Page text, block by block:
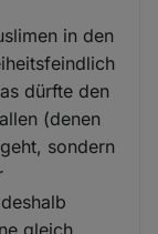
in den
dürfte den
(denen
sondern
gleich